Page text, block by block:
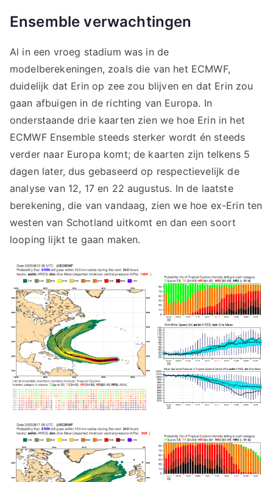
Ensemble verwachtingen
Al in een vroeg stadium was in de
modelberekeningen, zoals die van het ECMWF,
duidelijk dat Erin op zee zou blijven en dat Erin zou
gaan afbuigen in de richting van Europa. In
onderstaande drie kaarten zien we hoe Erin in het
ECMWF Ensemble steeds sterker wordt én steeds
verder naar Europa komt; de kaarten zijn telkens 5
dagen later, dus gebaseerd op respectievelijk de
analyse van 12, 17 en 22 augustus. In de laatste
berekening, die van vandaag, zien we hoe ex-Erin ten
westen van Schotland uitkomt en dan een soort
looping lijkt te gaan maken.